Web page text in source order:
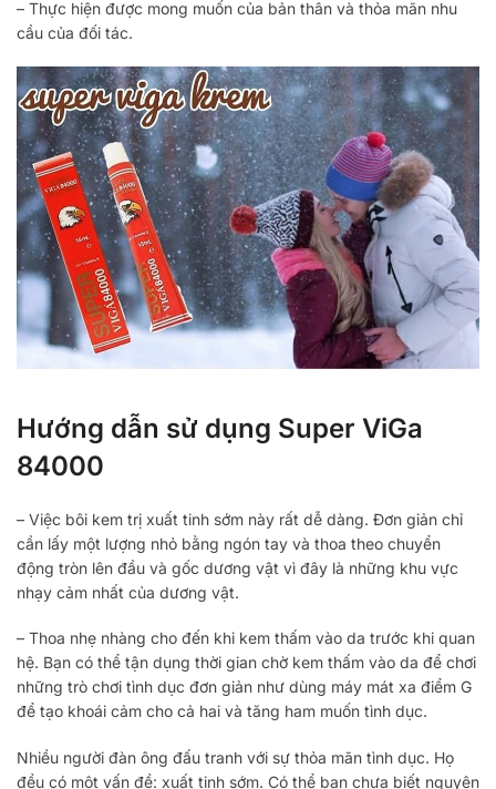
– Thực hiện được mong muốn của bản thân và thỏa mãn nhu
cầu của đối tác.
Hướng dẫn sử dụng Super ViGa
84000
– Việc bôi kem trị xuất tinh sớm này rất dễ dàng. Đơn giản chỉ
cần lấy một lượng nhỏ bằng ngón tay và thoa theo chuyển
động tròn lên đầu và gốc dương vật vì đây là những khu vực
nhạy cảm nhất của dương vật.
– Thoa nhẹ nhàng cho đến khi kem thấm vào da trước khi quan
hệ. Bạn có thể tận dụng thời gian chờ kem thấm vào da để chơi
những trò chơi tình dục đơn giản như dùng máy mát xa điểm G
để tạo khoái cảm cho cả hai và tăng ham muốn tình dục.
Nhiều người đàn ông đấu tranh với sự thỏa mãn tình dục. Họ
đều có một vấn đề: xuất tinh sớm. Có thể bạn chưa biết nguyên